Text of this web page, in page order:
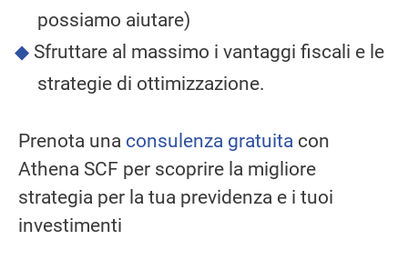
possiamo aiutare)
Sfruttare al massimo i vantaggi fiscali e le
strategie di ottimizzazione.
Prenota una consulenza gratuita con
Athena SCF per scoprire la migliore
strategia per la tua previdenza e i tuoi
investimenti